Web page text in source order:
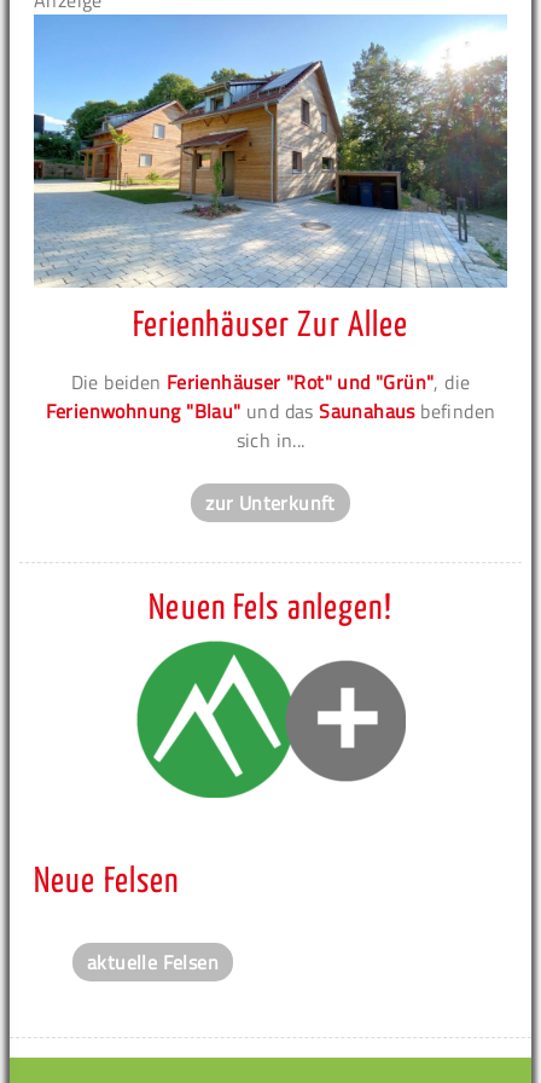
Ferienhäuser Zur Allee
Die beiden Ferienhäuser "Rot" und "Grün", die
Ferienwohnung "Blau" und dasSaunahausbefinden
sich in...
zur Unterkunft
Neuen Fels anlegen!
Neue Felsen
aktuelle Felsen